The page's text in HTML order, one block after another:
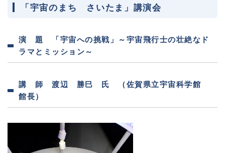
「宇宙のまち さいたま」講演会
演 題 「宇宙への挑戦」～宇宙飛行士の壮絶なド
ラマとミッション～
講 師 渡辺 勝巳 氏 （佐賀県立宇宙科学館
館長）